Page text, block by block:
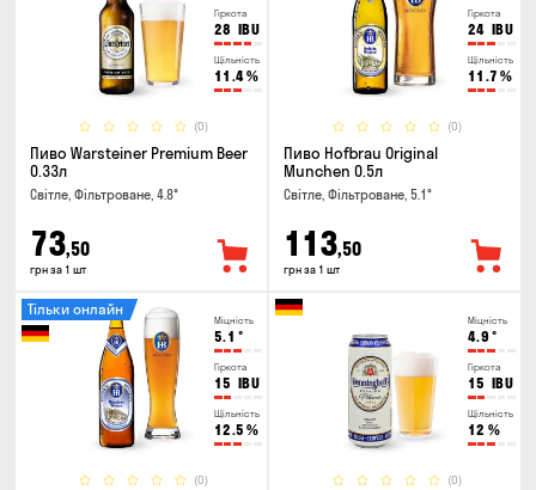
Гіркота
28 IBU
Щільність
11.4%
(0)
Пиво Warsteiner Premium Beer
0.33л
Світле, Фільтроване, 4.8°
73,50
грн за 1 шт
Гіркота
24 IBU
Щільність
11.7 %
(0)
Пиво Hofbrau Original
Munchen 0.5л
Світле, Фільтроване, 5.1°
113,50
грн за 1 шт
Міцність
5.1 °
Гіркота
15 IBU
Щільність
12.5 %
(0)
Тільки онлайн
Міцність
4.9 °
Гіркота
15 IBU
Щільність
12 %
(0)